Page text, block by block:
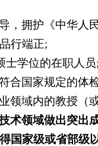
，拥护《中华
行端正;
士学位的在职人员
合国家规定的体
领域内的教授
术领域做出突出
国家级或省部